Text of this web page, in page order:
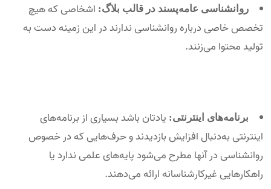
روانشناسی عامه‌پسند در قالب بلاگ: اشخاصی که هیچ
تخصص خاصی درباره روانشناسی ندارند در این زمینه دست به
تولید محتوا می‌زنند.
برنامه‌های اینترنتی: یادتان باشد بسیاری از برنامه‌های
اینترنتی به‌دنبال افزایش بازدیدند و حرف‌هایی که در خصوص
روانشناسی در آنها مطرح می‌شود پایه‌های علمی ندارد یا
راهکارهایی غیرکارشناسانه ارائه می‌دهند.